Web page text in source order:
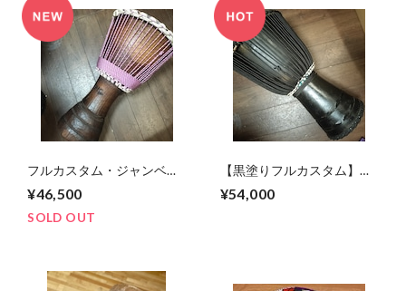
フルカスタム・ジャンベ｜
材ボディ（打面径32cm／高
さ64cm）– 薄紫ロープ仕様
¥46,500
SOLD OUT
【黒塗りフルカスタム】ジ
ディ × タイヤゴム底仕様
¥54,000